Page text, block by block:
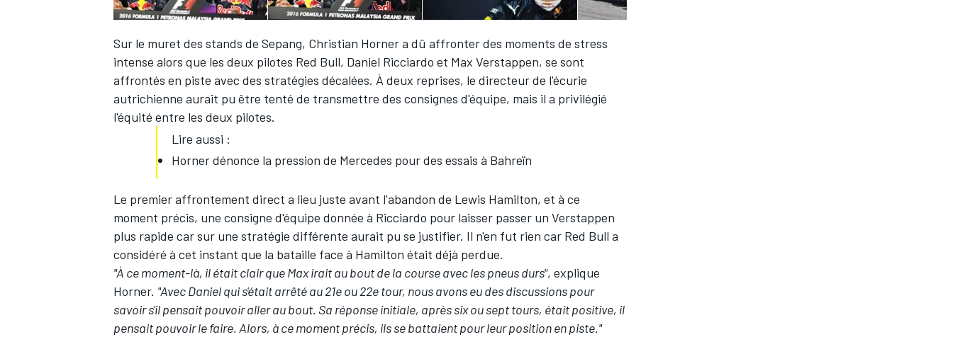
Sur le muret des stands de Sepang, Christian Horner a dû affronter des moments de stress
intense alors que les deux pilotes Red Bull, Daniel Ricciardo et Max Verstappen, se sont
affrontés en piste avec des stratégies décalées. À deux reprises, le directeur de l'écurie
autrichienne aurait pu être tenté de transmettre des consignes d'équipe, mais il a privilégié
l'équité entre les deux pilotes.
Lire aussi :
Horner dénonce la pression de Mercedes pour des essais à Bahreïn
Le premier affrontement direct a lieu juste avant l'abandon de Lewis Hamilton, et à ce
moment précis, une consigne d'équipe donnée à Ricciardo pour laisser passer un Verstappen
plus rapide car sur une stratégie différente aurait pu se justifier. Il n'en fut rien car Red Bull a
considéré à cet instant que la bataille face à Hamilton était déjà perdue.
"À ce moment-là, il était clair que Max irait au bout de la course avec les pneus durs", explique
Horner. "Avec Daniel qui s'était arrêté au 21e ou 22e tour, nous avons eu des discussions pour
savoir s'il pensait pouvoir aller au bout. Sa réponse initiale, après six ou sept tours, était positive, il
pensait pouvoir le faire. Alors, à ce moment précis, ils se battaient pour leur position en piste."